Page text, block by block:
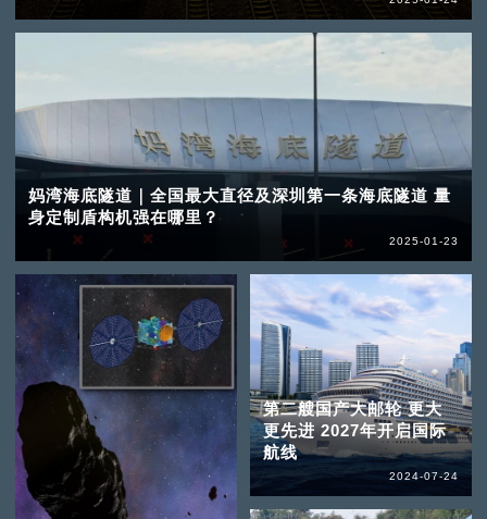
妈湾海底隧道｜全国最大直径及深圳第一条海底隧道 量
身定制盾构机强在哪里？
2025-01-23
第二艘国产大邮轮 更大
更先进 2027年开启国际
航线
2024-07-24